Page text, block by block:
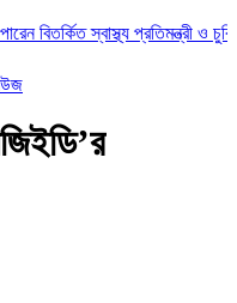
স্বাস্থ্য প্রতিমন্ত্রী ও